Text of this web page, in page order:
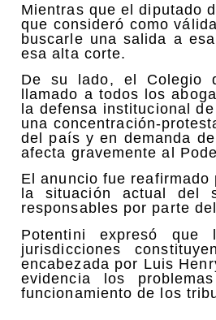
Mientras que el diputado
que consideró como
buscarle una salida a
esa alta corte.
De su lado, el Colegio
llamado a todos los
la defensa institucional
una concentración-
del país y en demanda
afecta gravemente al
El anuncio fue
la situación actual del
responsables por parte
Potentini expresó que
jurisdicciones
encabezada por Luis
evidencia los
funcionamiento de los